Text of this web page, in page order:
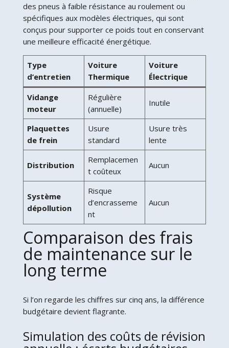
des pneus à faible résistance au roulement ou
spécifiques aux modèles électriques, qui sont
conçus pour supporter ce poids tout en conservant
une meilleure efficacité énergétique.
Type
d’entretien
Voiture
Thermique
Voiture
Électrique
Vidange
moteur
Régulière
(annuelle)
Inutile
Plaquettes
de frein
Usure
standard
Usure très
lente
Distribution
Remplacemen
t coûteux
Aucun
Système
dépollution
Risque
d’encrasseme
nt
Aucun
Comparaison des frais
de maintenance sur le
long terme
Si l’on regarde les chiffres sur cinq ans, la différence
budgétaire devient flagrante.
Simulation des coûts de révision